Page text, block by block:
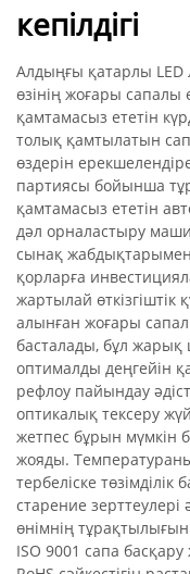
кепілдігі
Алдыңғы қатарлы
өзінің жоғары сапалы
қамтамасыз ететін
толық қамтылатын
өздерін
партиясы бойынша
қамтамасыз ететін
дәл орналастыру
сынақ жабдықтарымен
қорларға
жартылай
алынған жоғары
басталады, бұл жарық
оптималды деңгейін
рефлоу пайындау
оптикалық тексеру
жетпес бұрын мүмкін
жояды.
тербеліске
старение зерттеулері
өнімнің
ISO 9001 сапа басқару